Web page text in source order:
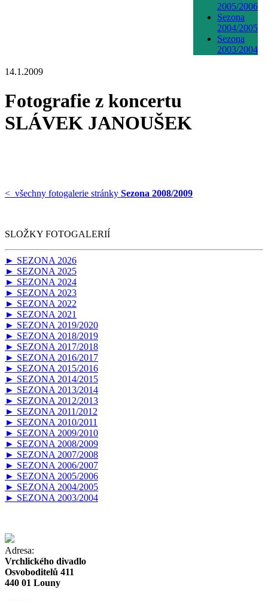
2005/2006
Sezona
2004/2005
Sezona
2003/2004
14.1.2009
Fotografie z koncertu
SLÁVEK JANOUŠEK
< všechny fotogalerie stránky Sezona 2008/2009
SLOŽKY FOTOGALERIÍ
► SEZONA 2026
► SEZONA 2025
► SEZONA 2024
► SEZONA 2023
► SEZONA 2022
► SEZONA 2021
► SEZONA 2019/2020
► SEZONA 2018/2019
► SEZONA 2017/2018
► SEZONA 2016/2017
► SEZONA 2015/2016
► SEZONA 2014/2015
► SEZONA 2013/2014
► SEZONA 2012/2013
► SEZONA 2011/2012
► SEZONA 2010/2011
► SEZONA 2009/2010
► SEZONA 2008/2009
► SEZONA 2007/2008
► SEZONA 2006/2007
► SEZONA 2005/2006
► SEZONA 2004/2005
► SEZONA 2003/2004
Adresa:
Vrchlického divadlo
Osvoboditelů 411
440 01 Louny